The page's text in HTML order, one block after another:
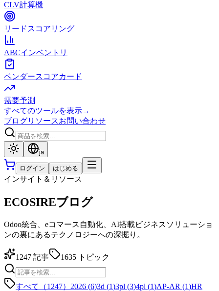
CLV計算機
リードスコアリング
ABCインベントリ
ベンダースコアカード
需要予測
すべてのツールを表示→
ブログリソースお問い合わせ
ja
ログイン はじめる
インサイト＆リソース
ECOSIREブログ
Odoo統合、eコマース自動化、AI搭載ビジネスソリューショ
ンの裏にあるテクノロジーへの深掘り。
1247 記事 1635 トピック
すべて（1247） 2026 (6)3d (1)3pl (3)4pl (1)AP-AR (1)HR